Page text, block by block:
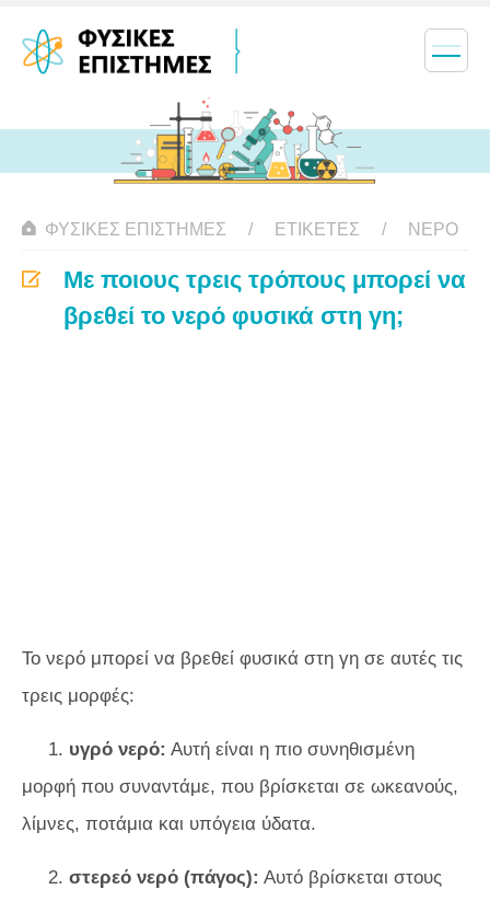
ΦΥΣΙΚΈΣ ΕΠΙΣΤΉΜΕΣ ΕΤΙΚΈΤΕΣ ΝΕΡΌ
Με ποιους τρεις τρόπους μπορεί να
βρεθεί το νερό φυσικά στη γη;
Το νερό μπορεί να βρεθεί φυσικά στη γη σε αυτές τις
τρεις μορφές:
1. υγρό νερό: Αυτή είναι η πιο συνηθισμένη
μορφή που συναντάμε, που βρίσκεται σε ωκεανούς,
λίμνες, ποτάμια και υπόγεια ύδατα.
2. στερεό νερό (πάγος): Αυτό βρίσκεται στους